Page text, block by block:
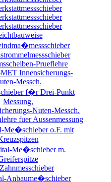
Prueflehre
Innensicherungs-
Messch.
f�r Drei-Punkt
Messung,
Nuten-Messch.
fuer Aussenmessung
Me�schieber o.F. mit
Me�schieber m.
Anbaume�schieber